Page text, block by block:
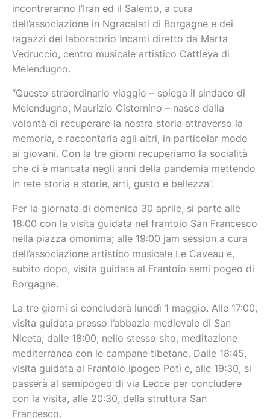
incontreranno l’Iran ed il Salento, a cura
dell’associazione in Ngracalati di Borgagne e dei
ragazzi del laboratorio Incanti diretto da Marta
Vedruccio, centro musicale artistico Cattleya di
Melendugno.
“Questo straordinario viaggio – spiega il sindaco di
Melendugno, Maurizio Cisternino – nasce dalla
volontà di recuperare la nostra storia attraverso la
memoria, e raccontarla agli altri, in particolar modo
ai giovani. Con la tre giorni recuperiamo la socialità
che ci è mancata negli anni della pandemia mettendo
in rete storia e storie, arti, gusto e bellezza”.
Per la giornata di domenica 30 aprile, si parte alle
18:00 con la visita guidata nel frantoio San Francesco
nella piazza omonima; alle 19:00 jam session a cura
dell’associazione artistico musicale Le Caveau e,
subito dopo, visita guidata al Frantoio semi pogeo di
Borgagne.
La tre giorni si concluderà lunedì 1 maggio. Alle 17:00,
visita guidata presso l’abbazia medievale di San
Niceta; dalle 18:00, nello stesso sito, meditazione
mediterranea con le campane tibetane. Dalle 18:45,
visita guidata al Frantoio ipogeo Potì e, alle 19:30, si
passerà al semipogeo di via Lecce per concludere
con la visita, alle 20:30, della struttura San
Francesco.